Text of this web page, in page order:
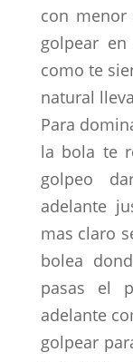
con menor
golpear
como te
natural
Para
la bola te
golpeo
adelante
mas claro
bolea
pasas el
adelante
golpear